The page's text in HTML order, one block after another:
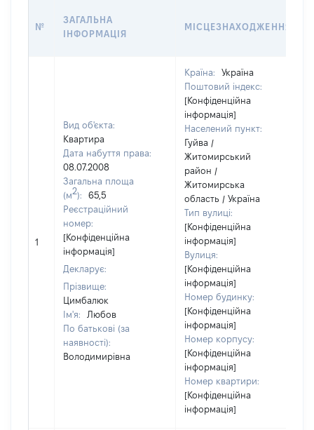
№
ЗАГАЛЬНА
ІНФОРМАЦІЯ
МІСЦЕЗНАХОДЖЕННЯ
1
Вид об'єкта:
Квартира
Дата набуття права:
08.07.2008
Загальна площа
(м2):
65,5
Реєстраційний
номер:
[Конфіденційна
інформація]
Декларує:
Прізвище:
Цимбалюк
Ім'я:
Любов
По батькові (за
наявності):
Володимирівна
Країна:
Україна
Поштовий індекс:
[Конфіденційна
інформація]
Населений пункт:
Гуйва /
Житомирський
район /
Житомирська
область / Україна
Тип вулиці:
[Конфіденційна
інформація]
Вулиця:
[Конфіденційна
інформація]
Номер будинку:
[Конфіденційна
інформація]
Номер корпусу:
[Конфіденційна
інформація]
Номер квартири:
[Конфіденційна
інформація]